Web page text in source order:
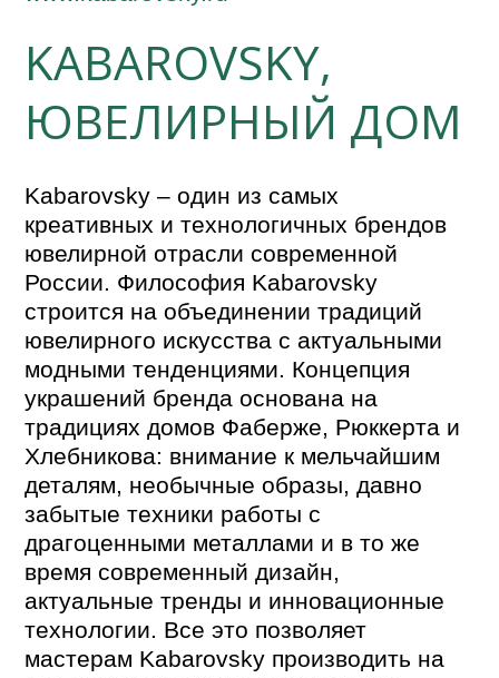
KABAROVSKY,
ЮВЕЛИРНЫЙ ДОМ
Kabarovsky – один из самых
креативных и технологичных брендов
ювелирной отрасли современной
России. Философия Kabarovsky
строится на объединении традиций
ювелирного искусства с актуальными
модными тенденциями. Концепция
украшений бренда основана на
традициях домов Фаберже, Рюккерта и
Хлебникова: внимание к мельчайшим
деталям, необычные образы, давно
забытые техники работы с
драгоценными металлами и в то же
время современный дизайн,
актуальные тренды и инновационные
технологии. Все это позволяет
мастерам Kabarovsky производить на